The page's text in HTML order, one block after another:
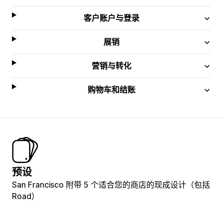
客户账户与登录
展销
营销与转化
购物车和结账
预设
San Francisco 附带 5 个适合您的商店的现成设计（包括
Road）